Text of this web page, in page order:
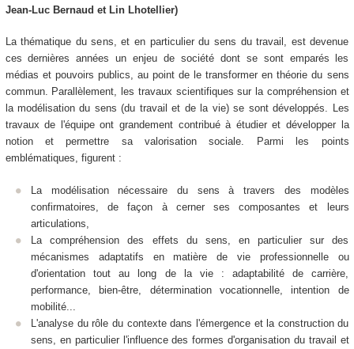
Jean-Luc Bernaud et Lin Lhotellier)
La thématique du sens, et en particulier du sens du travail, est devenue
ces dernières années un enjeu de société dont se sont emparés les
médias et pouvoirs publics, au point de le transformer en théorie du sens
commun. Parallèlement, les travaux scientifiques sur la compréhension et
la modélisation du sens (du travail et de la vie) se sont développés. Les
travaux de l'équipe ont grandement contribué à étudier et développer la
notion et permettre sa valorisation sociale. Parmi les points
emblématiques, figurent :
La modélisation nécessaire du sens à travers des modèles
confirmatoires, de façon à cerner ses composantes et leurs
articulations,
La compréhension des effets du sens, en particulier sur des
mécanismes adaptatifs en matière de vie professionnelle ou
d'orientation tout au long de la vie : adaptabilité de carrière,
performance, bien-être, détermination vocationnelle, intention de
mobilité...
L'analyse du rôle du contexte dans l'émergence et la construction du
sens, en particulier l'influence des formes d'organisation du travail et